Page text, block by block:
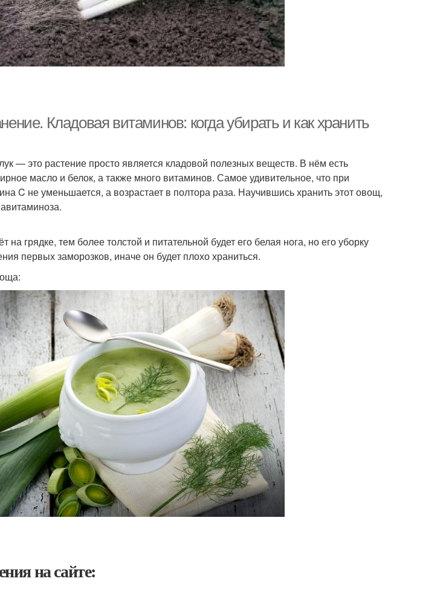
Кладовая витаминов: когда убирать и как хранить
— это растение просто является кладовой полезных веществ. В нём есть
масло и белок, а также много витаминов. Самое удивительное, что при
C не уменьшается, а возрастает в полтора раза. Научившись хранить этот овощ,
на грядке, тем более толстой и питательной будет его белая нога, но его уборку
первых заморозков, иначе он будет плохо храниться.
на сайте: